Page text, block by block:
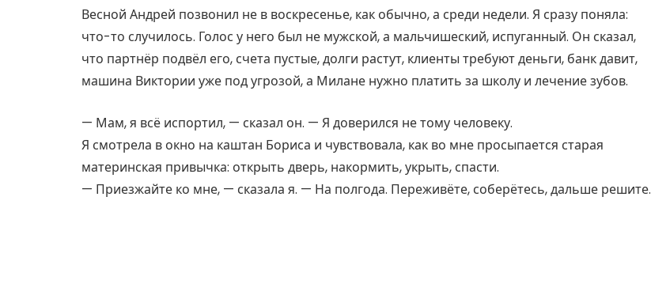
Весной Андрей позвонил не в воскресенье, как обычно, а среди недели. Я сразу поняла:
что-то случилось. Голос у него был не мужской, а мальчишеский, испуганный. Он сказал,
что партнёр подвёл его, счета пустые, долги растут, клиенты требуют деньги, банк давит,
машина Виктории уже под угрозой, а Милане нужно платить за школу и лечение зубов.
— Мам, я всё испортил, — сказал он. — Я доверился не тому человеку.
Я смотрела в окно на каштан Бориса и чувствовала, как во мне просыпается старая
материнская привычка: открыть дверь, накормить, укрыть, спасти.
— Приезжайте ко мне, — сказала я. — На полгода. Переживёте, соберётесь, дальше решите.